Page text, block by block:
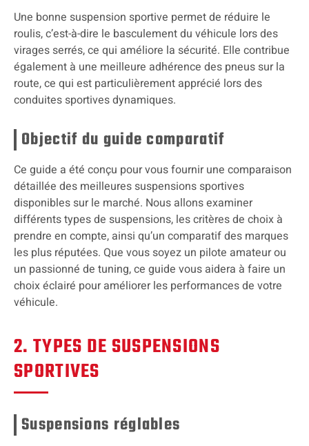
Une bonne suspension sportive permet de réduire le
roulis, c’est-à-dire le basculement du véhicule lors des
virages serrés, ce qui améliore la sécurité. Elle contribue
également à une meilleure adhérence des pneus sur la
route, ce qui est particulièrement apprécié lors des
conduites sportives dynamiques.
Objectif du guide comparatif
Ce guide a été conçu pour vous fournir une comparaison
détaillée des meilleures suspensions sportives
disponibles sur le marché. Nous allons examiner
différents types de suspensions, les critères de choix à
prendre en compte, ainsi qu’un comparatif des marques
les plus réputées. Que vous soyez un pilote amateur ou
un passionné de tuning, ce guide vous aidera à faire un
choix éclairé pour améliorer les performances de votre
véhicule.
2. TYPES DE SUSPENSIONS
SPORTIVES
Suspensions réglables